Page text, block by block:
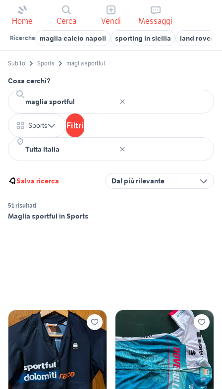
Home Cerca Vendi Messaggi
Ricerche maglia calcio napoli sporting in sicilia land rover
Subito Sports maglia sportful
Cosa cerchi?
Sports Filtri
Salva ricerca Dal più rilevante
51 risultati
Maglia sportful in Sports